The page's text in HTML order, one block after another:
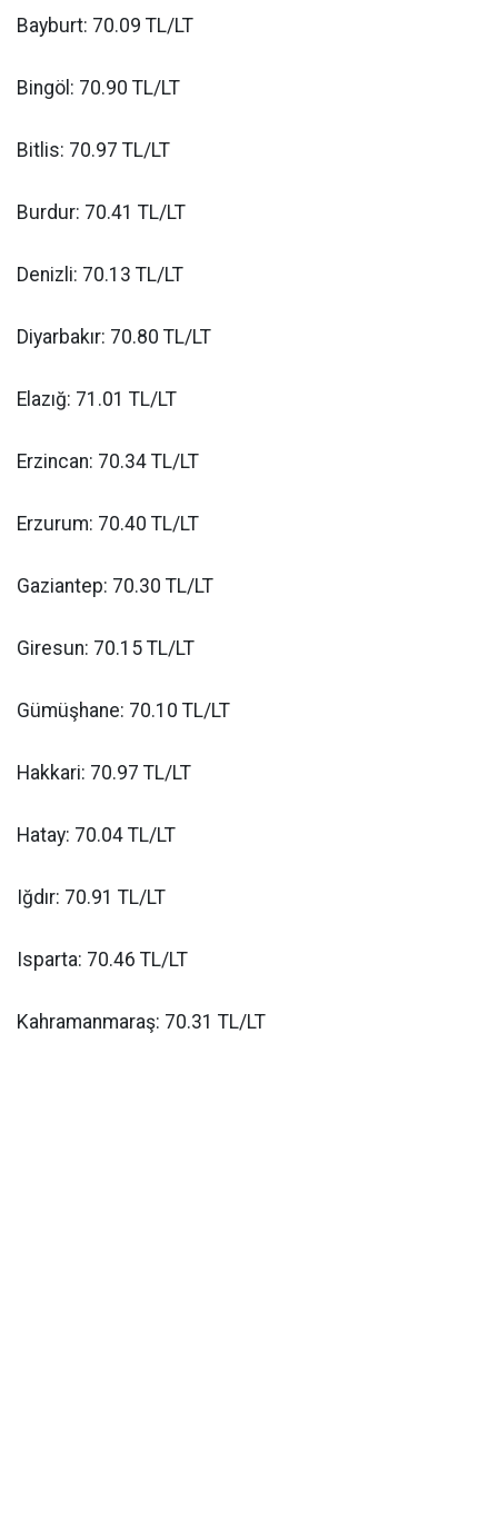
Bayburt: 70.09 TL/LT
Bingöl: 70.90 TL/LT
Bitlis: 70.97 TL/LT
Burdur: 70.41 TL/LT
Denizli: 70.13 TL/LT
Diyarbakır: 70.80 TL/LT
Elazığ: 71.01 TL/LT
Erzincan: 70.34 TL/LT
Erzurum: 70.40 TL/LT
Gaziantep: 70.30 TL/LT
Giresun: 70.15 TL/LT
Gümüşhane: 70.10 TL/LT
Hakkari: 70.97 TL/LT
Hatay: 70.04 TL/LT
Iğdır: 70.91 TL/LT
Isparta: 70.46 TL/LT
Kahramanmaraş: 70.31 TL/LT